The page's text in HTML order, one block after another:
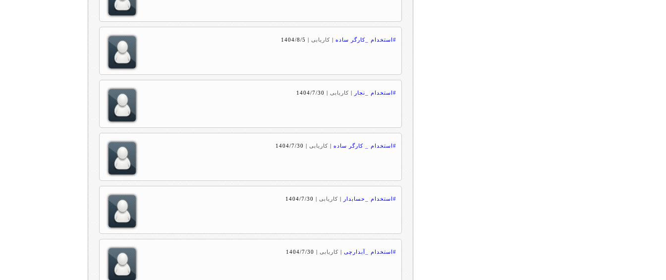
#استخدام _کارگر ساده | کاریابی|
1404/8/5
#استخدام _نجار | کاریابی|
1404/7/30
#استخدام _ کارگر ساده | کاریابی|
1404/7/30
#استخدام _حسابدار | کاریابی|
1404/7/30
#استخدام _آبدارچی | کاریابی|
1404/7/30